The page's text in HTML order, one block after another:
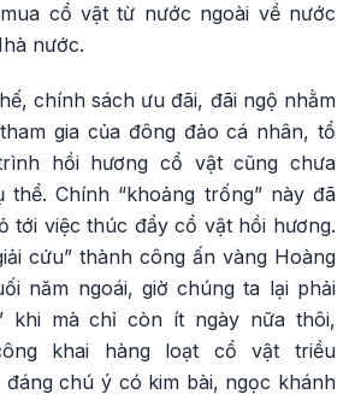
cổ vật từ nước ngoài về nước
nước.
chính sách ưu đãi, đãi ngộ nhằm
gia của đông đảo cá nhân, tổ
hồi hương cổ vật cũng chưa
Chính “khoảng trống” này đã
tới việc thúc đẩy cổ vật hồi hương.
cứu” thành công ấn vàng Hoàng
năm ngoái, giờ chúng ta lại phải
khi mà chỉ còn ít ngày nữa thôi,
khai hàng loạt cổ vật triều
chú ý có kim bài, ngọc khánh